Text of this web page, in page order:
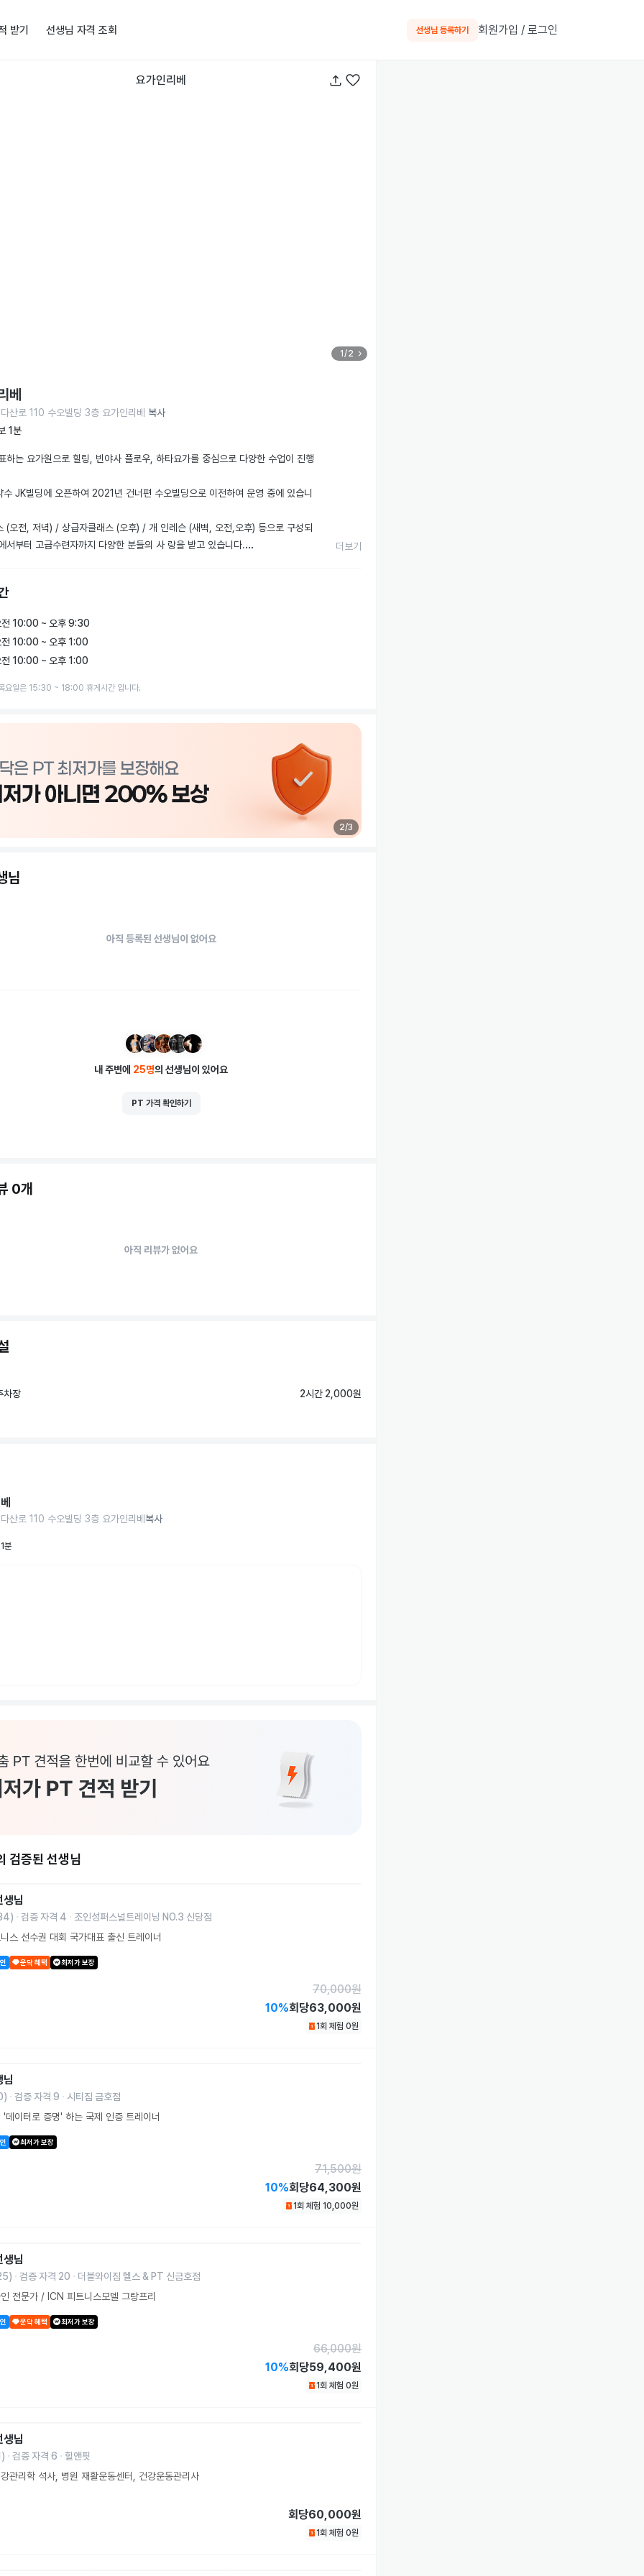
받기 선생님 자격 조회 선생님 등록하기 회원가입 / 로그인
요가인리베
1/2
베
산로 110 수오빌딩 3층 요가인리베
복사
1분
하는 요가원으로 힐링, 빈야사 플로우, 하타요가를 중심으로 다양한 수업이 진행
JK빌딩에 오픈하여 2021년 건너편 수오빌딩으로 이전하여 운영 중에 있습니
(오전, 저녁) / 상급자클래스 (오후) / 개 인레슨 (새벽, 오전,오후) 등으로 구성되
서부터 고급수련자까지 다양한 분들의 사 랑을 받고 있습니다.
&문자 010.4009.0240 또는 카톡 yak suyoga0240 으로 연락주세요. ^^
더보기
전 10:00 ~ 오후 9:30
전 10:00 ~ 오후 1:00
전 10:00 ~ 오후 1:00
요일은 15:30 ~ 18:00 휴게시간 입니다.
2/3
님
아직 등록된 선생님이 없어요
내 주변에 25명의 선생님이 있어요
PT 가격 확인하기
0개
아직 리뷰가 없어요
차장 2시간 2,000원
산로 110 수오빌딩 3층 요가인리베 복사
분
검증된 선생님
님
) 검증 자격 4
조인성퍼스널트레이닝 NO.3 신당점
스 선수권 대회 국가대표 출신 트레이너
운닥 혜택 최저가 보장
70,000원
10%회당63,000원
1회 체험 0원
) 검증 자격 9
시티짐 금호점
'데이터로 증명' 하는 국제 인증 트레이너
최저가 보장
71,500원
10%회당64,300원
1회 체험 10,000원
님
) 검증 자격 20
더블와이짐 헬스 & PT 신금호점
전문가 / ICN 피트니스모델 그랑프리
운닥 혜택 최저가 보장
66,000원
10%회당59,400원
1회 체험 0원
님
) 검증 자격 6
힐앤핏
관리학 석사, 병원 재활운동센터, 건강운동관리사
회당60,000원
1회 체험 0원